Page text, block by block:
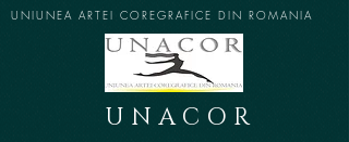
UNIUNEA ARTEI COREGRAFICE DIN ROMANIA
U N A C O R